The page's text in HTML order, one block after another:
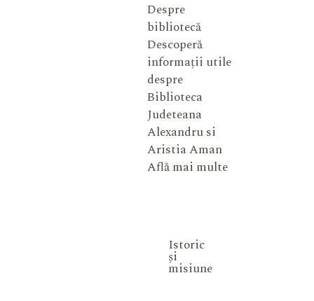
Despre
bibliotecă
Descoperă
informații utile
despre
Biblioteca
Judeteana
Alexandru si
Aristia Aman
Află mai multe
Istoric
și
misiune